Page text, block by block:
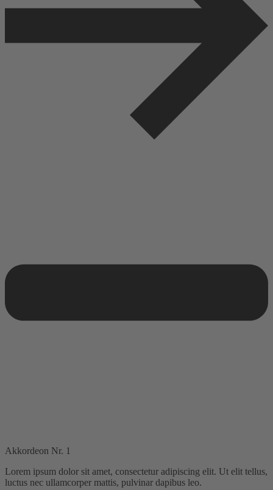
Akkordeon Nr. 1
Lorem ipsum dolor sit amet, consectetur adipiscing elit. Ut elit tellus,
luctus nec ullamcorper mattis, pulvinar dapibus leo.